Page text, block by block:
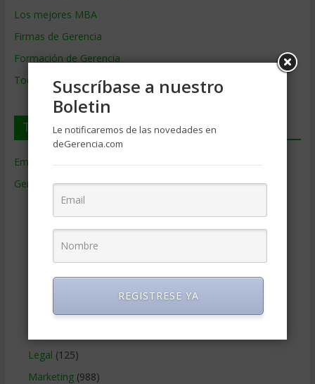
Los mejores MBA
Firmas de Gerencia
Formación de Gerencia
Todos los Temas
Temas de Gerencia
Empresas de Gerencia
Gerencia(9.477)
Ciencias Económicas
Educacion Gerencial
Estrategia Empresarial(304)
Finanzas Corporativas(748)
Gerencia social y ambiental(223)
Legal (125)
Marketing(988)
Suscríbase a nuestro
Boletin
Le notificaremos de las novedades en
deGerencia.com
REGISTRESE YA